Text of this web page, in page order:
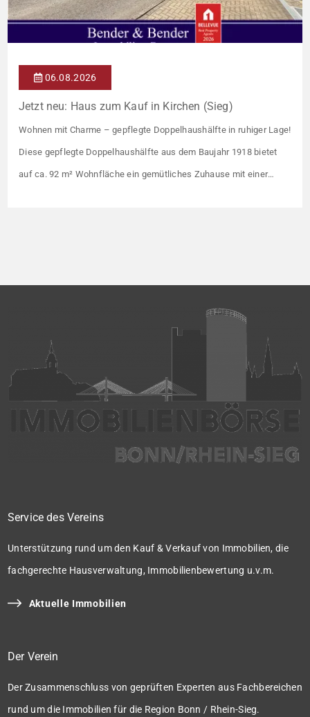
06.08.2026
Jetzt neu: Haus zum Kauf in Kirchen (Sieg)
Wohnen mit Charme – gepflegte Doppelhaushälfte in ruhiger Lage!
Diese gepflegte Doppelhaushälfte aus dem Baujahr 1918 bietet
auf ca. 92 m² Wohnfläche ein gemütliches Zuhause mit einer
Der Verein
Der Zusammenschluss von geprüften Experten aus Fachbereichen
rund um die Immobilien für die Region Bonn / Rhein-Sieg.
Service des Vereins
Unterstützung rund um den Kauf & Verkauf von Immobilien, die
fachgerechte Hausverwaltung, Immobilienbewertung u.v.m.
Aktuelle Immobilien